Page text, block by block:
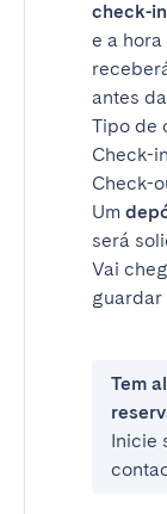
check-
e a
antes
Tipo de
Check-
Check-
Um
será
Vai
guardar
Tem
Inicie